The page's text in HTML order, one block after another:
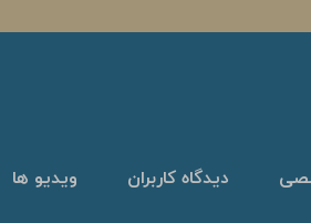
دیدگاه کاربران ویدیو ها